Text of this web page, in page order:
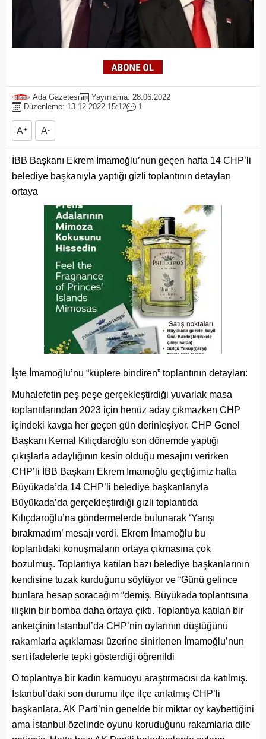
Ada Gazetesi
Yayınlama: 28.06.2022
Düzenleme: 13.12.2022 15:12
1
A+ A-
İBB Başkanı Ekrem İmamoğlu’nun geçen hafta 14 CHP’li
belediye başkanıyla yaptığı gizli toplantının detayları
ortaya
İşte İmamoğlu’nu “küplere bindiren” toplantının detayları:
Muhalefetin peş peşe gerçekleştirdiği yuvarlak masa
toplantılarından 2023 için henüz aday çıkmazken CHP
içindeki kavga her geçen gün derinleşiyor. CHP Genel
Başkanı Kemal Kılıçdaroğlu son dönemde yaptığı
çıkışlarla adaylığının kesin olduğu mesajını verirken
CHP’li İBB Başkanı Ekrem İmamoğlu geçtiğimiz hafta
Büyükada’da 14 CHP’li belediye başkanlarıyla
Büyükada’da gerçekleştirdiği gizli toplantıda
Kılıçdaroğlu’na göndermelerde bulunarak ‘Yarışı
bırakmadım’ mesajı verdi. Ekrem İmamoğlu bu
toplantıdaki konuşmaların ortaya çıkmasına çok
bozulmuş. Toplantıya katılan bazı belediye başkanlarının
kendisine tuzak kurduğunu söylüyor ve “Günü gelince
bunlara hesap soracağım “demiş. Büyükada toplantısına
ilişkin bir bomba daha ortaya çıktı. Toplantıya katılan bir
anketçinin İstanbul’da CHP’nin oylarının düştüğünü
rakamlarla açıklaması üzerine sinirlenen İmamoğlu’nun
sert ifadelerle tepki gösterdiği öğrenildi
O toplantıya bir kadın kamuoyu araştırmacısı da katılmış.
İstanbul’daki son durumu ilçe ilçe anlatmış CHP’li
başkanlara. AK Parti’nin genelde bir miktar oy kaybettiğini
ama İstanbul özelinde oyunu koruduğunu rakamlarla dile